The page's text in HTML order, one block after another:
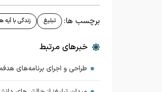
برچسب ها: تبلیغ زندگی با آیه
خبرهای مرتبط
طراحی و اجرای برنامه‌های هدفمند،